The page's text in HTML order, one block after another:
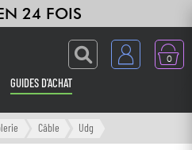
24 FOIS
0
GUIDES D'ACHAT
Câble Udg